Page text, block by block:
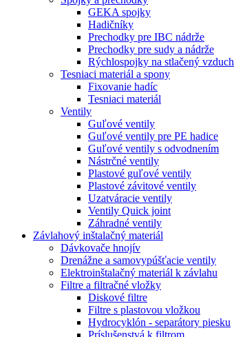
GEKA spojky
Hadičníky
Prechodky pre IBC nádrže
Prechodky pre sudy a nádrže
Rýchlospojky na stlačený vzduch
Tesniaci materiál a spony
Fixovanie hadíc
Tesniaci materiál
Ventily
Guľové ventily
Guľové ventily pre PE hadice
Guľové ventily s odvodnením
Nástrčné ventily
Plastové guľové ventily
Plastové závitové ventily
Uzatváracie ventily
Ventily Quick joint
Záhradné ventily
Závlahový inštalačný materiál
Dávkovače hnojív
Drenážne a samovypúšťacie ventily
Elektroinštalačný materiál k závlahu
Filtre a filtračné vložky
Diskové filtre
Filtre s plastovou vložkou
Hydrocyklón - separátory piesku
Príslušenstvá k filtrom